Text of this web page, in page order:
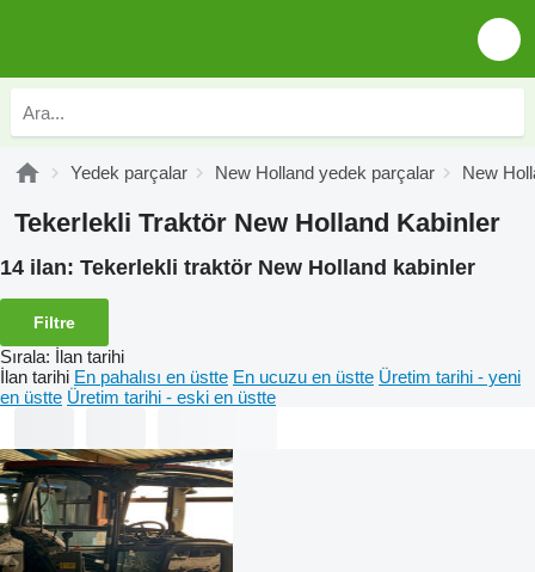
Yedek parçalar New Holland yedek parçalar New
Tekerlekli Traktör New Holland Kabinler
14 ilan: Tekerlekli traktör New Holland kabinler
Filtre
Sırala: İlan tarihi
İlan tarihi En pahalısı en üstte En ucuzu en üstte Üretim tarihi - yeni
en üstte Üretim tarihi - eski en üstte